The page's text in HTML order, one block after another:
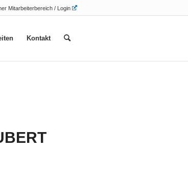
Mitarbeiterbereich / Login
Kontakt